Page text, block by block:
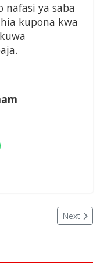
ya saba
kupona kwa
Next